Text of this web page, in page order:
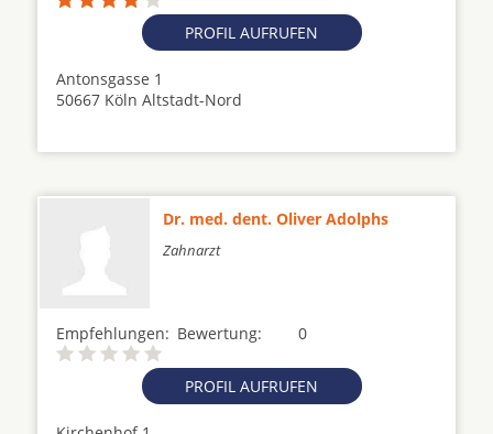
PROFIL AUFRUFEN
Antonsgasse 1
50667 Köln Altstadt-Nord
Dr. med. dent. Oliver Adolphs
Zahnarzt
Empfehlungen: 0
Bewertung:
PROFIL AUFRUFEN